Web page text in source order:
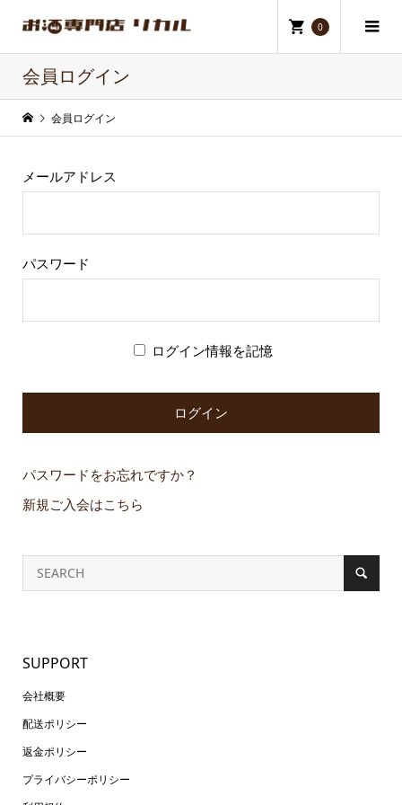
0
会員ログイン
会員ログイン
メールアドレス
パスワード
ログイン情報を記憶
パスワードをお忘れですか？
新規ご入会はこちら
SUPPORT
会社概要
配送ポリシー
返金ポリシー
プライバシーポリシー